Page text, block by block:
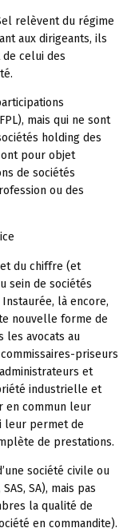
relèvent du régime
aux dirigeants, ils
celui des
mais qui ne sont
holding des
pour objet
de sociétés
ou des
du chiffre (et
sein de sociétés
là encore,
nouvelle forme de
les avocats au
priseurs
et
industrielle et
en commun leur
leur permet de
de prestations.
société civile ou
SA), mais pas
la qualité de
en commandite).